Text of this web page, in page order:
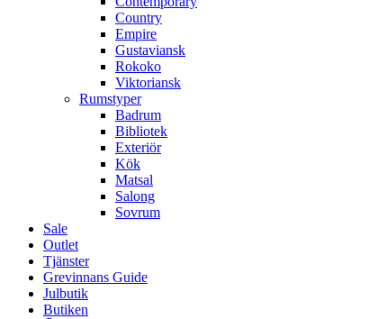
Country
Empire
Gustaviansk
Rokoko
Viktoriansk
Rumstyper
Badrum
Bibliotek
Exteriör
Kök
Matsal
Salong
Sovrum
Sale
Outlet
Tjänster
Grevinnans Guide
Julbutik
Butiken